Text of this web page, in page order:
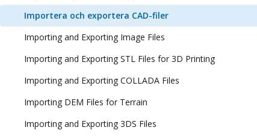
Importera och exportera CAD-filer
Importing and Exporting Image Files
Importing and Exporting STL Files for 3D Printing
Importing and Exporting COLLADA Files
Importing DEM Files for Terrain
Importing and Exporting 3DS Files